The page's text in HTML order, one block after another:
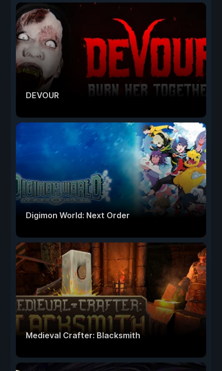
DEVOUR
Digimon World: Next Order
Medieval Crafter: Blacksmith